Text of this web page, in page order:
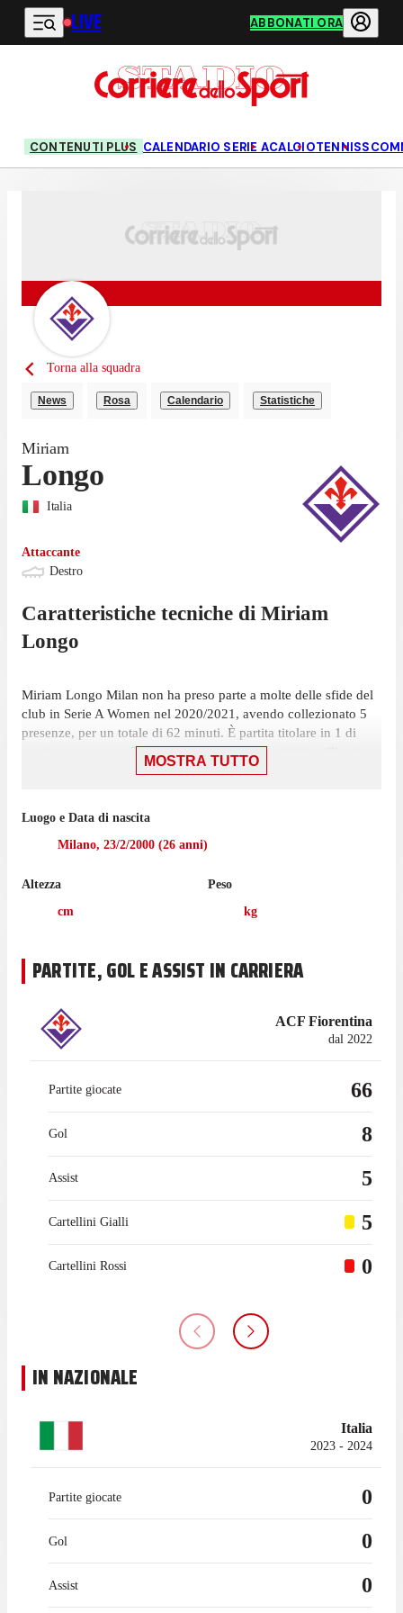
Vai al contenuto principale
LIVE ABBONATI ORA
CONTENUTI PLUS CALENDARIO SERIE ACALCIOTENNIS
Torna alla squadra
News Rosa Calendario Statistiche
Miriam
Longo
Italia
Attaccante
Destro
Caratteristiche tecniche di Miriam
Longo
Miriam Longo Milan non ha preso parte a molte delle sfide del
club in Serie A Women nel 2020/2021, avendo collezionato 5
presenze, per un totale di 62 minuti. È partita titolare in 1 di
queste presenze su 22 giornate ed è stata soprattutto utilizzata
come subentrata, in 4 occasioni.
gara in cui ha giocato 14 minuti con la maglia Milan contro
Hellas Verona, nel pareggio per 2-2. In totale l'attaccante ha
Ha aperto le sue marcature in questo campionato contro
Florentia il 23 agosto, avendo realizzato nella vittoria per 1-0.
stagione con Milan.
MOSTRA TUTTO
Luogo e Data di nascita
Milano, 23/2/2000 (26 anni)
Altezza
cm
Peso
kg
PARTITE, GOL E ASSIST IN CARRIERA
ACF Fiorentina
dal 2022
Partite giocate 66
Gol 8
Assist 5
Cartellini Gialli 5
Cartellini Rossi 0
IN NAZIONALE
Italia
2023 - 2024
Partite giocate 0
Gol 0
Assist 0